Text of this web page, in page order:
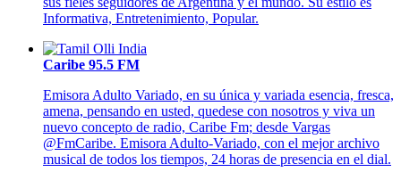
Informativa, Entretenimiento, Popular.
Caribe 95.5 FM
Emisora Adulto Variado, en su única y variada esencia, fresca,
amena, pensando en usted, quedese con nosotros y viva un
nuevo concepto de radio, Caribe Fm; desde Vargas
@FmCaribe. Emisora Adulto-Variado, con el mejor archivo
musical de todos los tiempos, 24 horas de presencia en el dial.